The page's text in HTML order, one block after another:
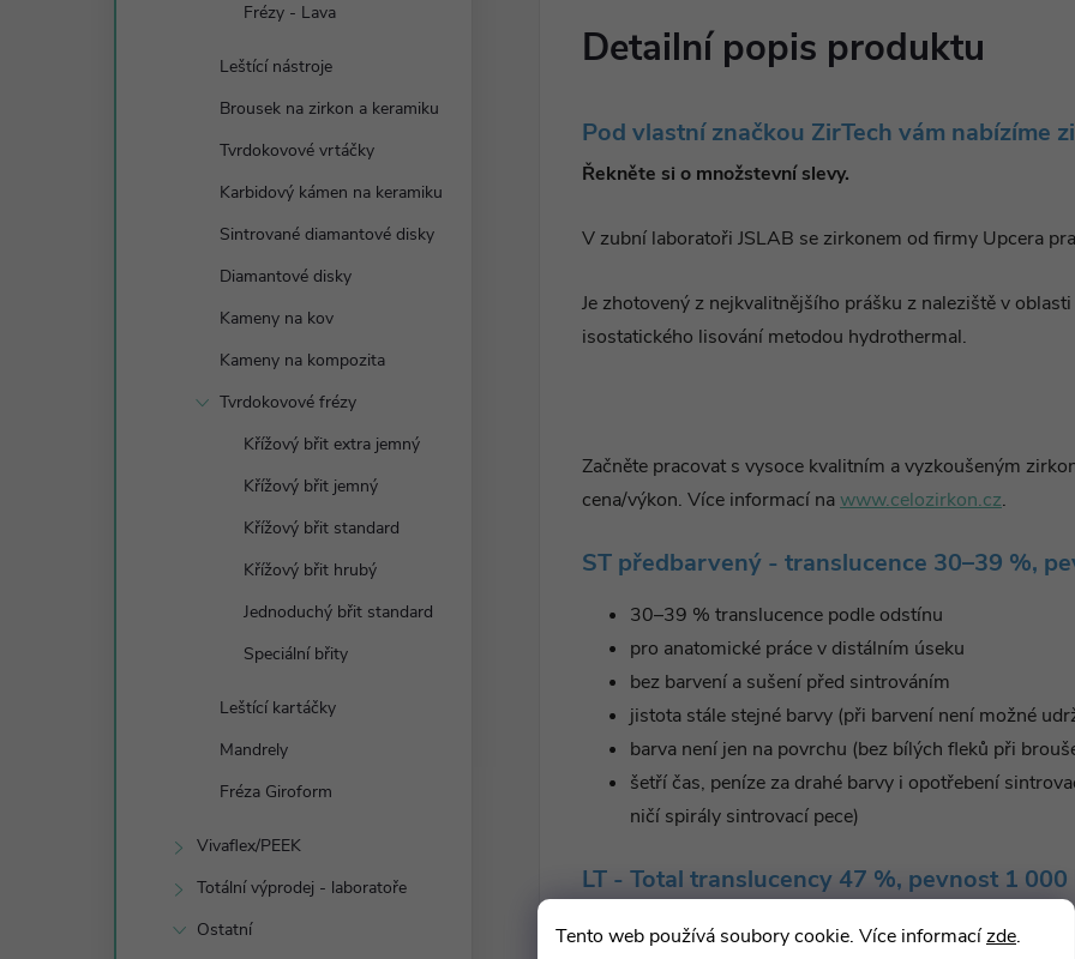
Tento web používá soubory cookie. Více informacízde.
Frézy - Lava
Leštící nástroje
Brousek na zirkon a keramiku
Tvrdokovové vrtáčky
Karbidový kámen na keramiku
Sintrované diamantové disky
Diamantové disky
Kameny na kov
Kameny na kompozita
Tvrdokovové frézy
Křížový břit extra jemný
Křížový břit jemný
Křížový břit standard
Křížový břit hrubý
Jednoduchý břit standard
Speciální břity
Leštící kartáčky
Mandrely
Fréza Giroform
Vivaflex/PEEK
Totální výprodej - laboratoře
Ostatní
Detailní popis produktu
Pod vlastní značkou ZirTech vám nabízíme
Řekněte si o množstevní slevy.
V zubní laboratoři JSLAB se zirkonem od firmy Upcera
Je zhotovený z nejkvalitnějšího prášku z naleziště v
isostatického lisování metodou hydrothermal.
Začněte pracovat s vysoce kvalitním a vyzkoušeným
cena/výkon. Více informací nawww.celozirkon.cz.
ST předbarvený - translucence 30–39 %,
30–39 % translucence podle odstínu
pro anatomické práce v distálním úseku
bez barvení a sušení před sintrováním
jistota stále stejné barvy (při barvení není možné
barva není jen na povrchu (bez bílých fleků při
šetří čas, peníze za drahé barvy i opotřebení
ničí spirály sintrovací pece)
LT - Total translucency 47 %, pevnost 1 000
pro anatomické práce v distálním i frontálním